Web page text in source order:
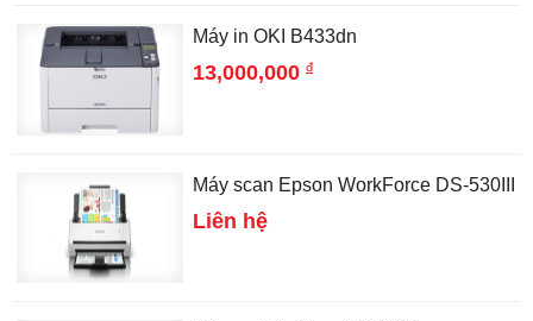
Máy in OKI B433dn
13,000,000 đ
Máy scan Epson WorkForce DS-530III
Liên hệ